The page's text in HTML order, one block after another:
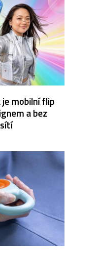
je mobilní flip
a bez